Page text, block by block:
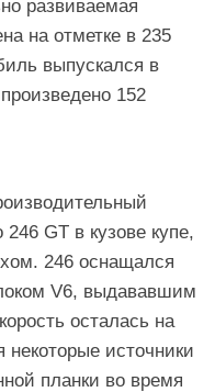
развиваемая
на отметке в 235
выпускался в
152
GT в кузове купе,
246 оснащался
V6, выдававшим
осталась на
некоторые источники
планки во время